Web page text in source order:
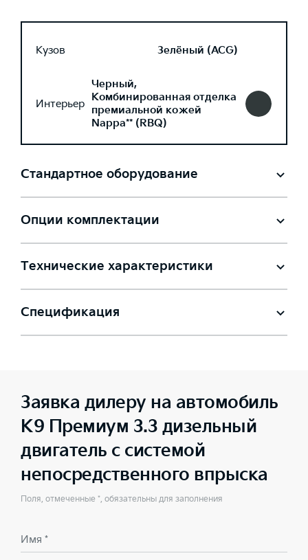
Кузов Зелёный (ACG)
Интерьер
Черный,
Комбинированная отделка
премиальной кожей
Nappa** (RBQ)
Стандартное оборудование
Опции комплектации
Технические характеристики
Спецификация
Заявка дилеру на автомобиль
K9 Премиум 3.3 дизельный
двигатель с системой
непосредственного впрыска
Поля, отмеченные *, обязательны для заполнения
Имя *